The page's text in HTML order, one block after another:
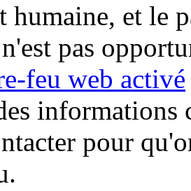
humaine, et le
pas
feu web activé
informations
pour